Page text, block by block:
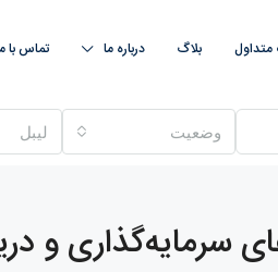
متداول بلاگ درباره ما تماس با
وضعیت لیبل
سرمایه‌گذاری و